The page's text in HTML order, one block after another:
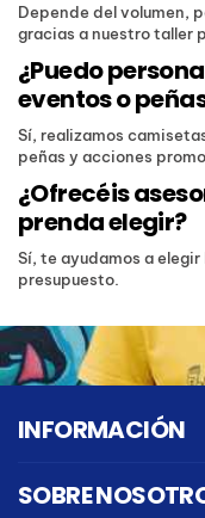
Depende del volumen,
gracias a nuestro taller
¿Puedo
eventos o
Sí, realizamos
peñas y acciones
¿Ofrecéis
prenda elegir?
Sí, te ayudamos a
presupuesto.
INFORMACIÓN
SOBRE